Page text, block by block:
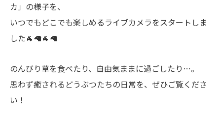
カ」の様子を、
いつでもどこでも楽しめるライブカメラをスタートしま
した🐐🦙🐐🦙
のんびり草を食べたり、自由気ままに過ごしたり…。
思わず癒されるどうぶつたちの日常を、ぜひご覧くださ
い！